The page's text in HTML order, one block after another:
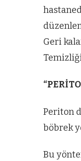
Geri
Periton
böbrek
Bu